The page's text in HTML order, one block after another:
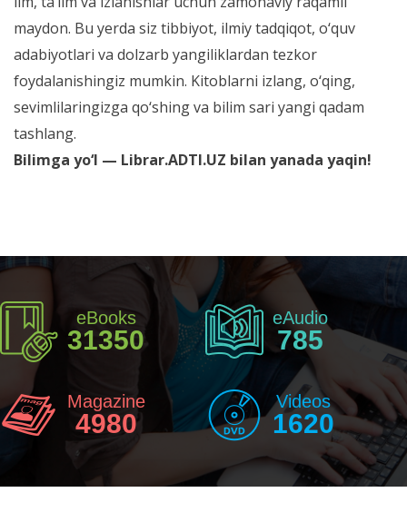
maydon. Bu yerda siz tibbiyot, ilmiy tadqiqot, o‘quv
adabiyotlari va dolzarb yangiliklardan tezkor
foydalanishingiz mumkin. Kitoblarni izlang, o‘qing,
sevimlilaringizga qo‘shing va bilim sari yangi qadam
tashlang.
Bilimga yo‘l — Librar.ADTI.UZ bilan yanada yaqin!
eBooks
31350
eAudio
785
Magazine
4980
Videos
1620